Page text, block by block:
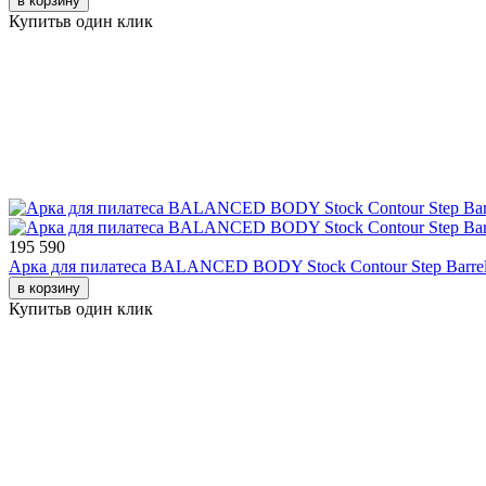
Купитьв один клик
195 590
Арка для пилатеса ВALANCED BODY Stock Contour Step
в корзину
Купитьв один клик